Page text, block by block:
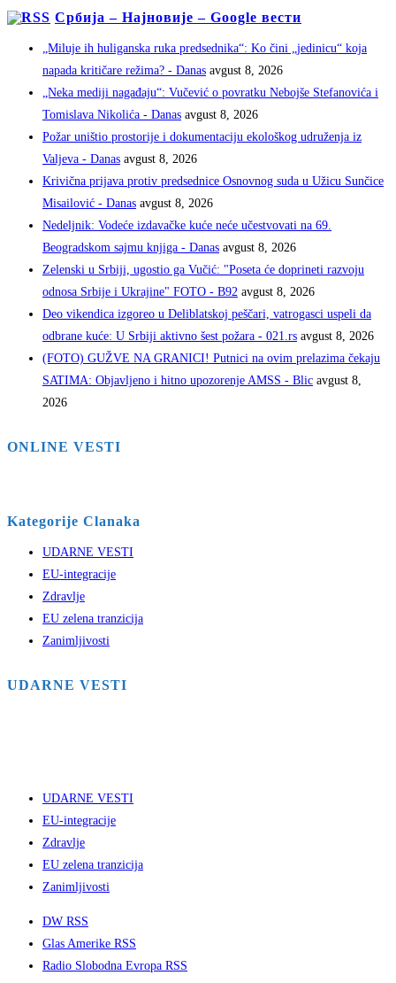
Србија – Најновије – Google вести
„Miluje ih huliganska ruka predsednika“: Ko čini „jedinicu“ koja
napada kritičare režima? - Danas avgust 8, 2026
„Neka mediji nagađaju“: Vučević o povratku Nebojše Stefanovića i
Tomislava Nikolića - Danas avgust 8, 2026
Požar uništio prostorije i dokumentaciju ekološkog udruženja iz
Valjeva - Danas avgust 8, 2026
Krivična prijava protiv predsednice Osnovnog suda u Užicu Sunčice
Misailović - Danas avgust 8, 2026
Nedeljnik: Vodeće izdavačke kuće neće učestvovati na 69.
Beogradskom sajmu knjiga - Danas avgust 8, 2026
Zelenski u Srbiji, ugostio ga Vučić: "Poseta će doprineti razvoju
odnosa Srbije i Ukrajine" FOTO - B92 avgust 8, 2026
Deo vikendica izgoreo u Deliblatskoj peščari, vatrogasci uspeli da
odbrane kuće: U Srbiji aktivno šest požara - 021.rs avgust 8, 2026
(FOTO) GUŽVE NA GRANICI! Putnici na ovim prelazima čekaju
SATIMA: Objavljeno i hitno upozorenje AMSS - Blic avgust 8,
2026
ONLINE VESTI
Kategorije Clanaka
UDARNE VESTI
EU-integracije
Zdravlje
EU zelena tranzicija
Zanimljivosti
UDARNE VESTI
UDARNE VESTI
EU-integracije
Zdravlje
EU zelena tranzicija
Zanimljivosti
DW RSS
Glas Amerike RSS
Radio Slobodna Evropa RSS